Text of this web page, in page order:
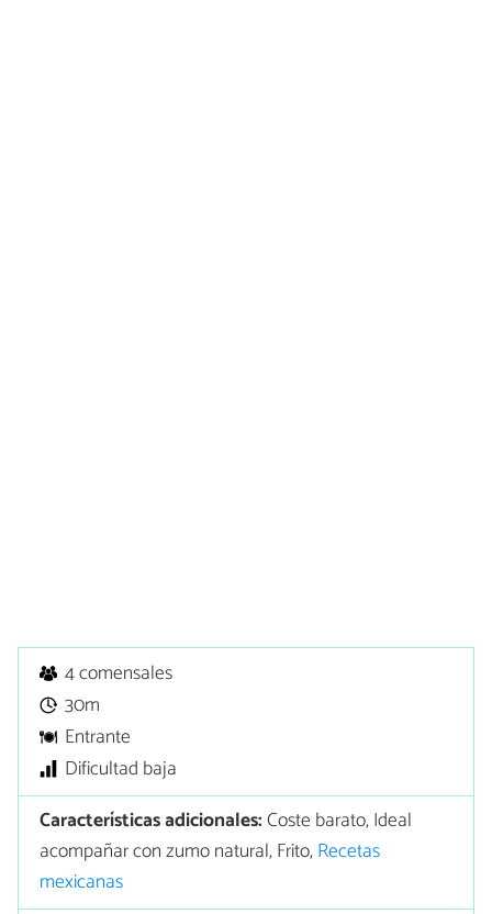
4 comensales
30m
Entrante
Dificultad baja
Características adicionales:Coste barato, Ideal
acompañar con zumo natural, Frito,Recetas
mexicanas